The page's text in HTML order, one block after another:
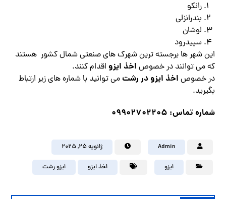
رانکو
بندرانزلی
لوشان
سپیدرود
این شهر ها برجسته ترین شهرک های صنعتی شمال کشور هستند
که می توانند در خصوص اخذ ایزو اقدام کنند.
در خصوص اخذ ایزو در رشتمی توانید با شماره های زیر ارتباط
بگیرید.
شماره تماس: 09902702205
Admin ژانویه ۲۵, ۲۰۲۵
ایزو اخذ ایزو ایزو رشت